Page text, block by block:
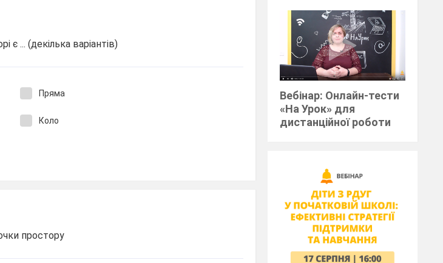
... (декілька варіантів)
Пряма
Коло
простору
Вебінар: Онлайн-тести
«На Урок» для
дистанційної роботи